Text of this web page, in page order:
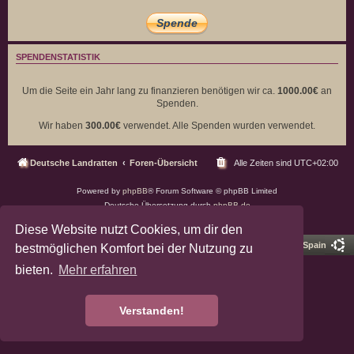
Diese Website nutzt Cookies, um dir den
bestmöglichen Komfort bei der Nutzung zu
bieten. Mehr erfahren
Verstanden!
SPENDENSTATISTIK
Um die Seite ein Jahr lang zu finanzieren benötigen wir ca. 1000.00€ an
Spenden.
Wir haben 300.00€ verwendet. Alle Spenden wurden verwendet.
Deutsche Landratten Foren-Übersicht Alle Zeiten sind UTC+02:00
Powered by phpBB® Forum Software © phpBB Limited
Deutsche Übersetzung durchphpBB.de
Pro Ubuntu Lucid Style Ported 3.3 by phpBB Spain